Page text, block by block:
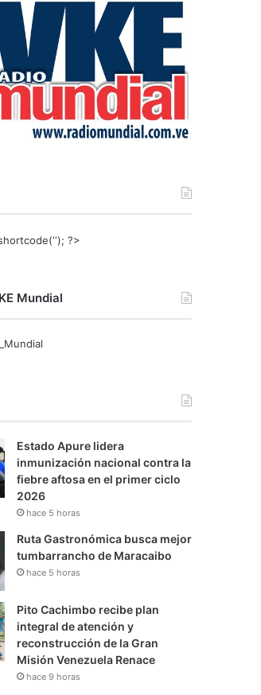
r
?>
Mundial
Estado Apure lidera
inmunización nacional contra la
fiebre aftosa en el primer ciclo
2026
hace 5 horas
Ruta Gastronómica busca mejor
tumbarrancho de Maracaibo
hace 5 horas
Pito Cachimbo recibe plan
integral de atención y
reconstrucción de la Gran
Misión Venezuela Renace
hace 9 horas